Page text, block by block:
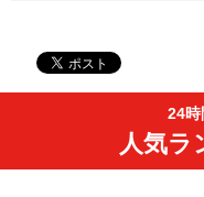
24時
人気ラ